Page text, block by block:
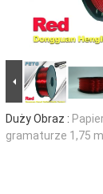
Duży Obraz :
gramaturze 1,75